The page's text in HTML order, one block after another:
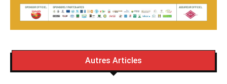
Autres Articles